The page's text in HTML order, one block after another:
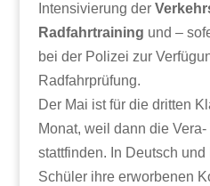
Intensivierung der
Radfahrtraining und –
bei der Polizei zur
Radfahrprüfung.
Der Mai ist für die dritten
Monat, weil dann die
stattfinden. In Deutsch
Schüler ihre erworbenen